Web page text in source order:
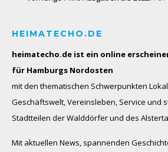
HEIMATECHO.DE
heimatecho.de ist ein online
für Hamburgs Nordosten
mit den thematischen Schwerpunkten
Geschäftswelt, Vereinsleben, Service und
Stadtteilen der Walddörfer und des
Mit aktuellen News, spannenden